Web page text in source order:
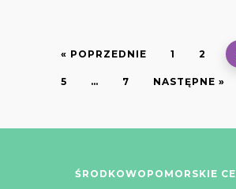
« POPRZEDNIE 1 2
5 … 7 NASTĘPNE »
ŚRODKOWOPOMORSKIE